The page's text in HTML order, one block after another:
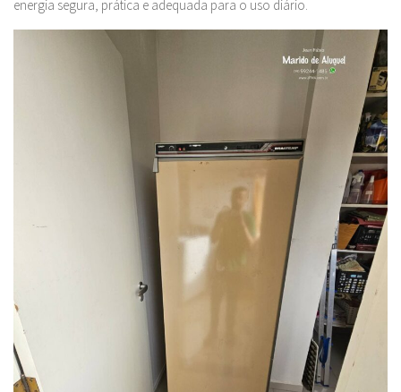
energia segura, prática e adequada para o uso diário.